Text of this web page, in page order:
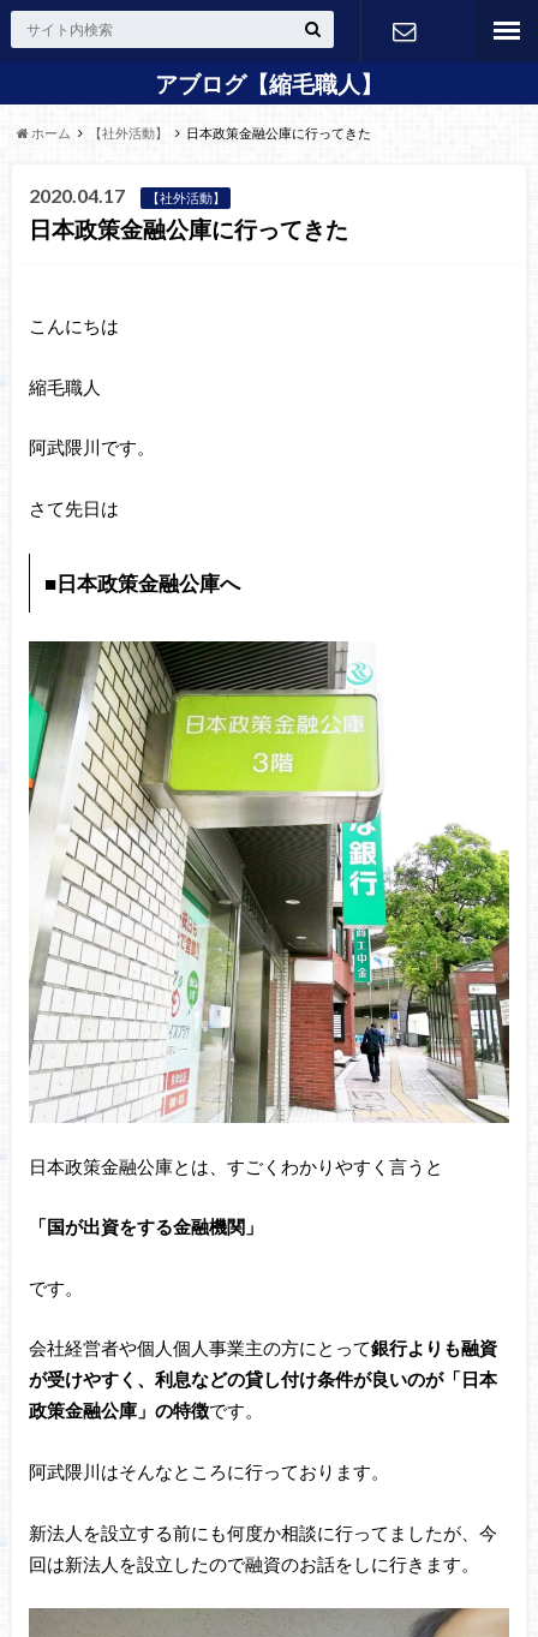
アブログ【縮毛職人】24H Web
ホーム 【社外活動】 日本政策金融公庫に行ってきた
2020.04.17 【社外活動】
日本政策金融公庫に行ってきた
こんにちは
縮毛職人
阿武隈川です。
さて先日は
■日本政策金融公庫へ
日本政策金融公庫とは、すごくわかりやすく言うと
「国が出資をする金融機関」
です。
会社経営者や個人個人事業主の方にとって銀行よりも融資
が受けやすく、利息などの貸し付け条件が良いのが「日本
政策金融公庫」の特徴です。
阿武隈川はそんなところに行っております。
新法人を設立する前にも何度か相談に行ってましたが、今
回は新法人を設立したので融資のお話をしに行きます。